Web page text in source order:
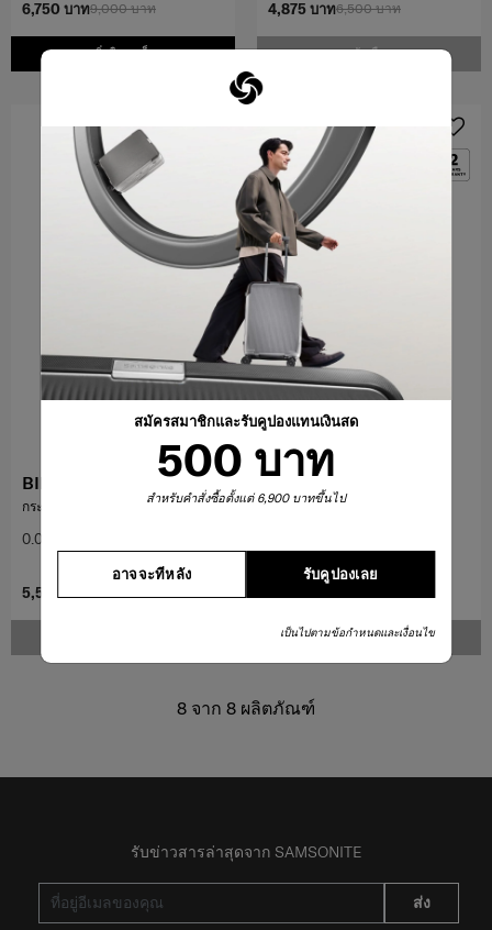
สมัครสมาชิกและรับคูปองแทนเงินสด
500 บาท
สำหรับคำสั่งซื้อตั้งแต่ 6,900 บาทขึ้นไป
รับคูปองเลย
อาจจะทีหลัง
เป็นไปตามข้อกำหนดและเงื่อนไข
9,000 บาท
6,750 บาท
เพิ่มในรถเข็น
6,500 บาท
4,875 บาท
แจ้งเตือน
5,500 บาท
BIRNIE
กระเป๋าเป้สะพายหลังเปิดด้านบน
0.0
แจ้งเตือน
MARSTON 2
กระเป๋าคาดอก
8 จาก 8 ผลิตภัณฑ์
รับข่าวสารล่าสุดจาก SAMSONITE
ส่ง